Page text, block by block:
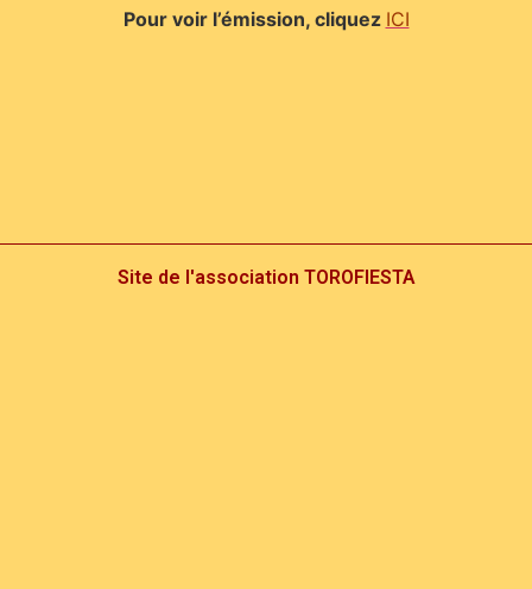
Pour voir l’émission, cliquez ICI
Site de l'association TOROFIESTA